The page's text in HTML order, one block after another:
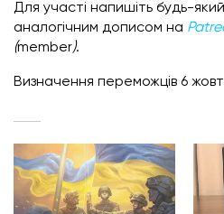
Для участі напишіть будь-
аналогічним дописом на
(member).
Визначення переможців 6